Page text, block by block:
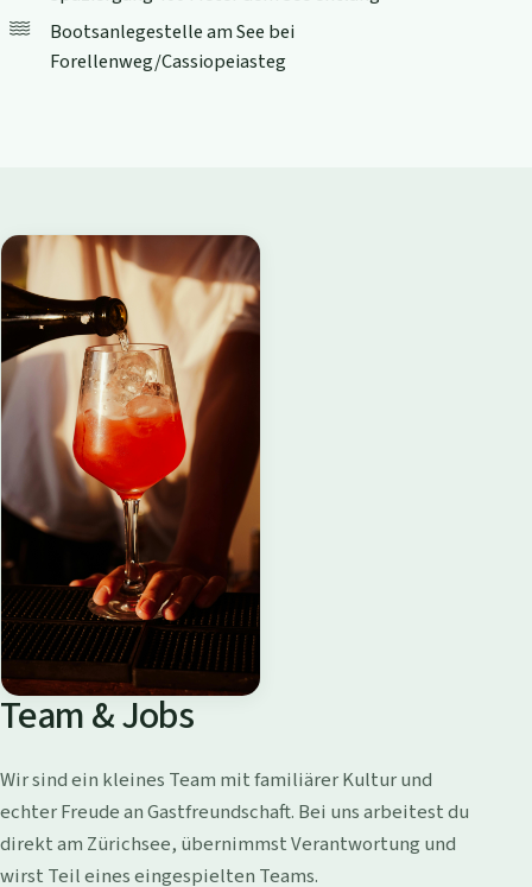
Bootsanlegestelle am See bei
Forellenweg/Cassiopeiasteg
Team & Jobs
Wir sind ein kleines Team mit familiärer Kultur und
echter Freude an Gastfreundschaft. Bei uns arbeitest du
direkt am Zürichsee, übernimmst Verantwortung und
wirst Teil eines eingespielten Teams.